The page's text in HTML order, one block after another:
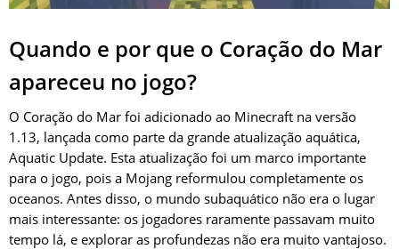
Quando e por que o Coração do Mar
apareceu no jogo?
O Coração do Mar foi adicionado ao Minecraft na versão
1.13, lançada como parte da grande atualização aquática,
Aquatic Update. Esta atualização foi um marco importante
para o jogo, pois a Mojang reformulou completamente os
oceanos. Antes disso, o mundo subaquático não era o lugar
mais interessante: os jogadores raramente passavam muito
tempo lá, e explorar as profundezas não era muito vantajoso.